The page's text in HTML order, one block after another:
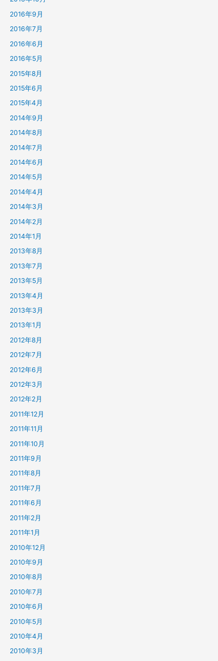
2016年9月
2016年7月
2016年6月
2016年5月
2015年8月
2015年6月
2015年4月
2014年9月
2014年8月
2014年7月
2014年6月
2014年5月
2014年4月
2014年3月
2014年2月
2014年1月
2013年8月
2013年7月
2013年5月
2013年4月
2013年3月
2013年1月
2012年8月
2012年7月
2012年6月
2012年3月
2012年2月
2011年12月
2011年11月
2011年10月
2011年9月
2011年8月
2011年7月
2011年6月
2011年2月
2011年1月
2010年12月
2010年9月
2010年8月
2010年7月
2010年6月
2010年5月
2010年4月
2010年3月